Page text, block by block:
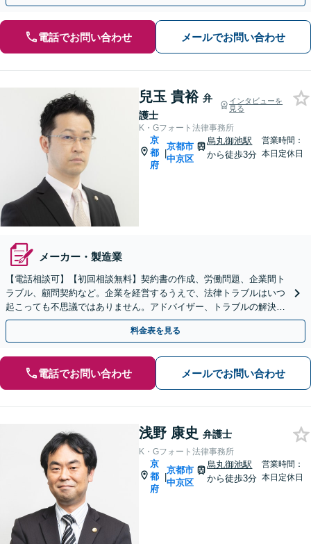
電話でお問い合わせ メールでお問い合わせ
兒玉 貴裕 弁
護士
インタビューを
見る
K・Gフォート法律事務所
京
都
府
|
京都市
中京区
烏丸御池駅
から徒歩3分
営業時間：
本日定休日
メーカー・製造業
【電話相談可】【初回相談無料】契約書の作成、労働問題、企業間ト
ラブル、顧問契約など。企業を経営するうえで、法律トラブルはいつ
起こっても不思議ではありません。アドバイザー、トラブルの解決窓
口として、経営を法的側面よりサポート
料金表を見る
電話でお問い合わせ メールでお問い合わせ
浅野 康史 弁護士
K・Gフォート法律事務所
京
都
府
|
京都市
中京区
烏丸御池駅
から徒歩3分
営業時間：
本日定休日